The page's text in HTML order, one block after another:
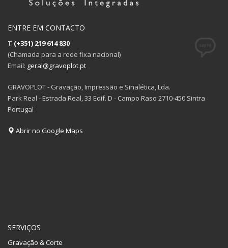
ENTRE EM CONTACTO
T (+351) 219 614 830
(Chamada para a rede fixa nacional)
Email: geral@gravoplot.pt
GRAVOPLOT - Gravação, Impressão e Sinalética, Lda.
Park Real - Estrada Real, 33 Edif. D - Campo Raso 2710-450 Sintra
Portugal
Abrir no Google Maps
SERVIÇOS
Gravação & Corte